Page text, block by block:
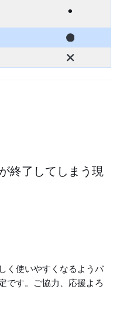
⚫︎
終了してしまう現
く使いやすくなるようバ
です。ご協力、応援よろ